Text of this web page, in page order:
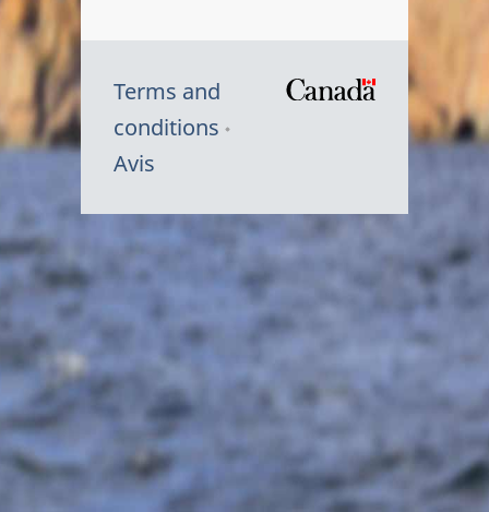
Terms and
conditions
Avis
Symbole
Canada